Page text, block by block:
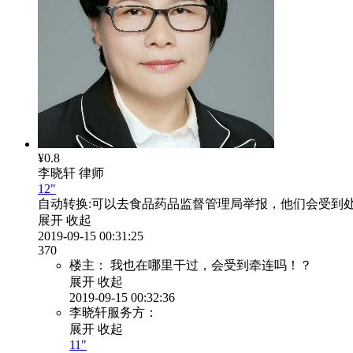
¥0.8
李晓轩 律师
12"
自动转换:可以去食品药品监督管理局举报，他们会受到
展开 收起
2019-09-15 00:31:25
370
楼主：
我也在哪里干过，会受到牵连吗！？
展开 收起
2019-09-15 00:32:36
李晓轩服务方：
展开 收起
11"